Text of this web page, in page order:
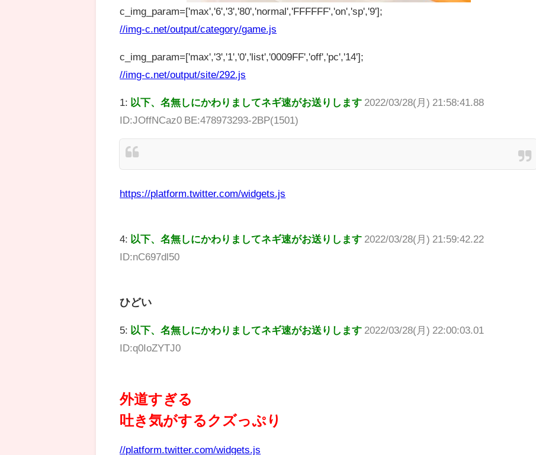
c_img_param=['max','6','3','80','normal','FFFFFF','on','sp','9'];
//img-c.net/output/category/game.js
c_img_param=['max','3','1','0','list','0009FF','off','pc','14'];
//img-c.net/output/site/292.js
1: 以下、名無しにかわりましてネギ速がお送りします 2022/03/28(月) 21:58:41.88
ID:JOffNCaz0 BE:478973293-2BP(1501)
https://platform.twitter.com/widgets.js
4: 以下、名無しにかわりましてネギ速がお送りします 2022/03/28(月) 21:59:42.22
ID:nC697dl50
ひどい
5: 以下、名無しにかわりましてネギ速がお送りします 2022/03/28(月) 22:00:03.01
ID:q0IoZYTJ0
外道すぎる
吐き気がするクズっぷり
//platform.twitter.com/widgets.js